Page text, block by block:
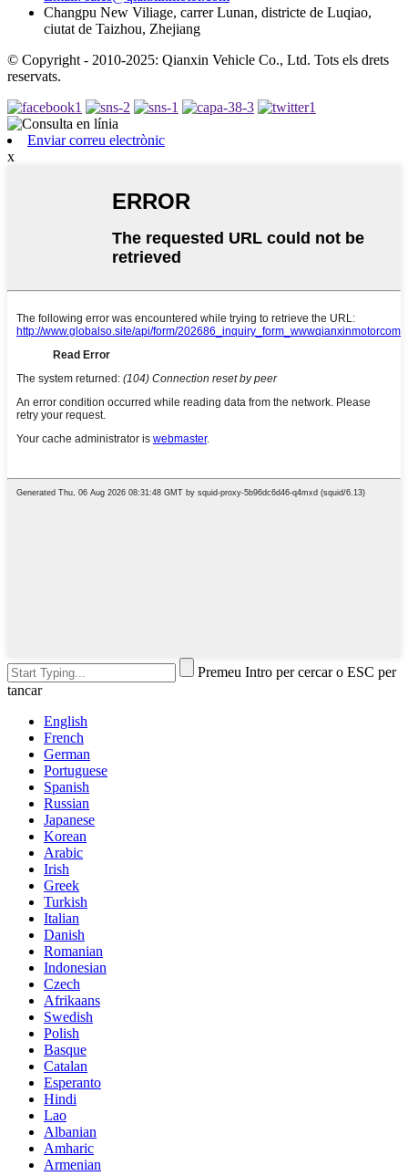
Changpu New Viliage, carrer Lunan, districte de Luqiao,
ciutat de Taizhou, Zhejiang
© Copyright - 2010-2025: Qianxin Vehicle Co., Ltd. Tots els drets
reservats.
Enviar correu electrònic
x
Premeu Intro per cercar o ESC per
tancar
English
French
German
Portuguese
Spanish
Russian
Japanese
Korean
Arabic
Irish
Greek
Turkish
Italian
Danish
Romanian
Indonesian
Czech
Afrikaans
Swedish
Polish
Basque
Catalan
Esperanto
Hindi
Lao
Albanian
Amharic
Armenian